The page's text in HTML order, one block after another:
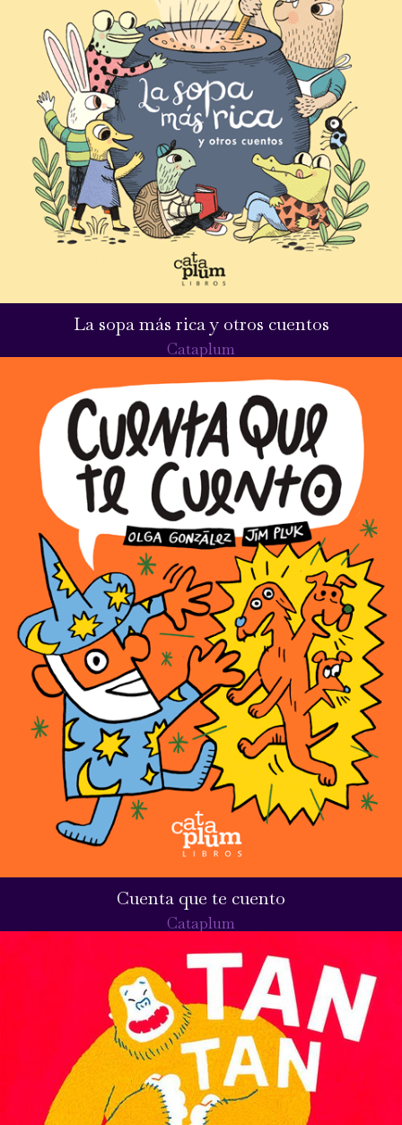
La sopa más rica y otros cuentos
Cataplum
Cuenta que te cuento
Cataplum